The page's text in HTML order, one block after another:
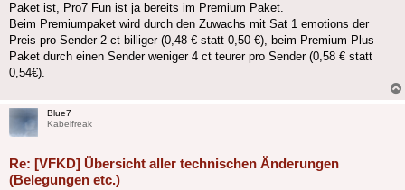
Paket ist, Pro7 Fun ist ja bereits im Premium Paket.
Beim Premiumpaket wird durch den Zuwachs mit Sat 1 emotions der
Preis pro Sender 2 ct billiger (0,48 € statt 0,50 €), beim Premium Plus
Paket durch einen Sender weniger 4 ct teurer pro Sender (0,58 € statt
0,54€).
Blue7
Kabelfreak
Re: [VFKD] Übersicht aller technischen Änderungen
(Belegungen etc.)